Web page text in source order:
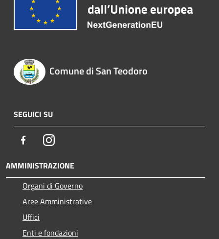
Comune di San Teodoro
SEGUICI SU
FacebookInstagram
AMMINISTRAZIONE
Organi di Governo
Aree Amministrative
Uffici
Enti e fondazioni